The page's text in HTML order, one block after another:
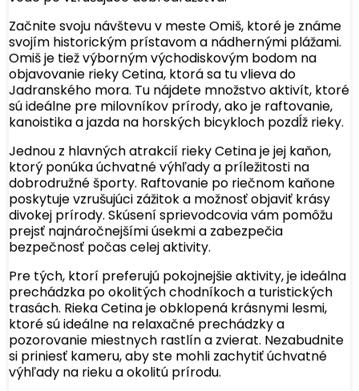
Začnite svoju návštevu v meste Omiš, ktoré je známe
svojím historickým prístavom a nádhernými plážami.
Omiš je tiež výborným východiskovým bodom na
objavovanie rieky Cetina, ktorá sa tu vlieva do
Jadranského mora. Tu nájdete množstvo aktivít, ktoré
sú ideálne pre milovníkov prírody, ako je raftovanie,
kanoistika a jazda na horských bicykloch pozdĺž rieky.
Jednou z hlavných atrakcií rieky Cetina je jej kaňon,
ktorý ponúka úchvatné výhľady a príležitosti na
dobrodružné športy. Raftovanie po riečnom kaňone
poskytuje vzrušujúci zážitok a možnosť objaviť krásy
divokej prírody. Skúsení sprievodcovia vám pomôžu
prejsť najnáročnejšími úsekmi a zabezpečia
bezpečnosť počas celej aktivity.
Pre tých, ktorí preferujú pokojnejšie aktivity, je ideálna
prechádzka po okolitých chodníkoch a turistických
trasách. Rieka Cetina je obklopená krásnymi lesmi,
ktoré sú ideálne na relaxačné prechádzky a
pozorovanie miestnych rastlín a zvierat. Nezabudnite
si priniesť kameru, aby ste mohli zachytiť úchvatné
výhľady na rieku a okolitú prírodu.